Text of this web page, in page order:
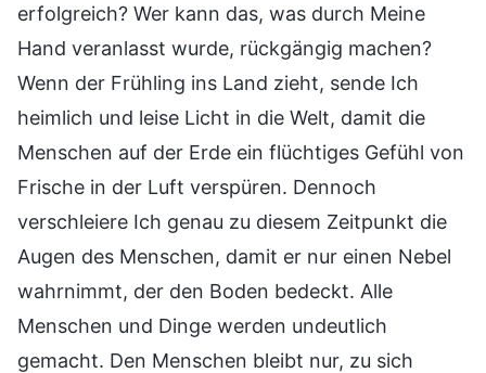
erfolgreich? Wer kann das, was durch Meine
Hand veranlasst wurde, rückgängig machen?
Wenn der Frühling ins Land zieht, sende Ich
heimlich und leise Licht in die Welt, damit die
Menschen auf der Erde ein flüchtiges Gefühl von
Frische in der Luft verspüren. Dennoch
verschleiere Ich genau zu diesem Zeitpunkt die
Augen des Menschen, damit er nur einen Nebel
wahrnimmt, der den Boden bedeckt. Alle
Menschen und Dinge werden undeutlich
gemacht. Den Menschen bleibt nur, zu sich